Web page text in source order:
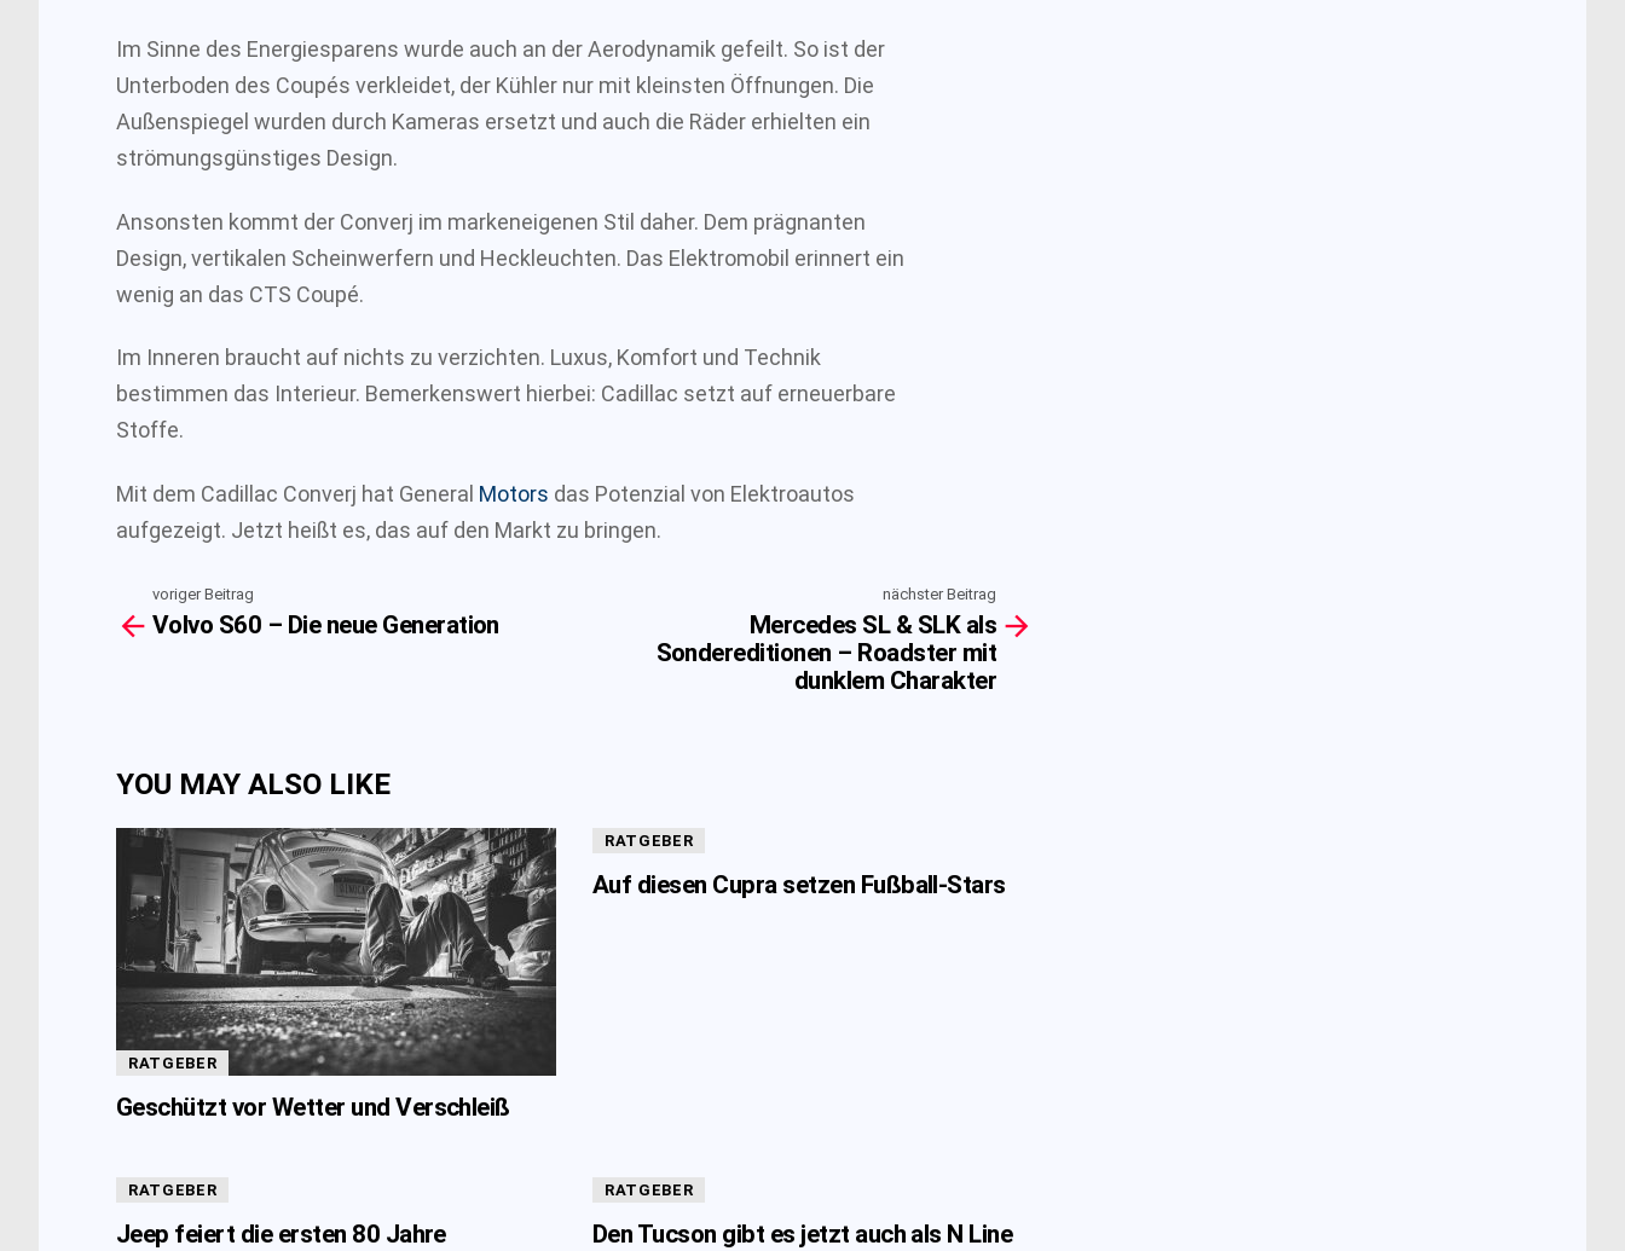
Im Sinne des Energiesparens wurde auch an der Aerodynamik gefeilt. So ist der
Unterboden des Coupés verkleidet, der Kühler nur mit kleinsten Öffnungen. Die
Außenspiegel wurden durch Kameras ersetzt und auch die Räder erhielten ein
strömungsgünstiges Design.
Ansonsten kommt der Converj im markeneigenen Stil daher. Dem prägnanten
Design, vertikalen Scheinwerfern und Heckleuchten. Das Elektromobil erinnert ein
wenig an das CTS Coupé.
Im Inneren braucht auf nichts zu verzichten. Luxus, Komfort und Technik
bestimmen das Interieur. Bemerkenswert hierbei: Cadillac setzt auf erneuerbare
Stoffe.
Mit dem Cadillac Converj hat General Motors das Potenzial von Elektroautos
aufgezeigt. Jetzt heißt es, das auf den Markt zu bringen.
more
voriger Beitrag
Volvo S60 – Die neue Generation
nächster Beitrag
Mercedes SL & SLK als
Sondereditionen – Roadster mit
dunklem Charakter
YOU MAY ALSO LIKE
RATGEBER
Geschützt vor Wetter und Verschleiß
RATGEBER
Auf diesen Cupra setzen Fußball-Stars
RATGEBER
Jeep feiert die ersten 80 Jahre
RATGEBER
Den Tucson gibt es jetzt auch als N Line